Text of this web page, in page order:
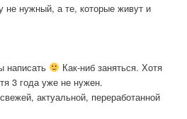
не нужный, а те, которые живут и
написать
Как-ниб заняться. Хотя
3 года уже не нужен.
актуальной, переработанной